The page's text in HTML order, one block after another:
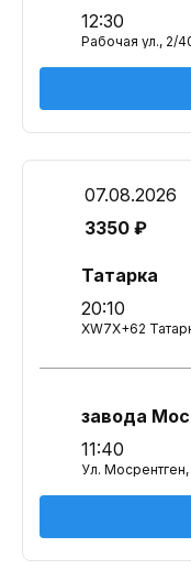
12:30
Рабочая ул., 2/
07.08.2026
3350 ₽
Татарка
20:10
XW7X+62
завода
11:40
Ул. Мосрентген,